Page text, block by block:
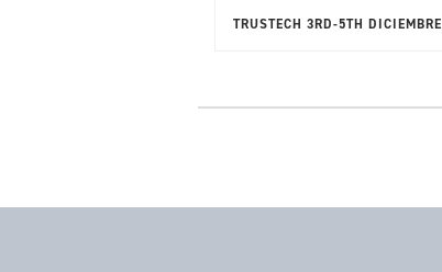
TRUSTECH 3RD-5TH DICIEMBRE